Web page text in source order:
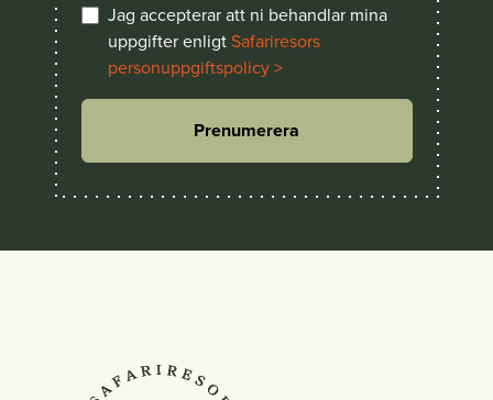
Jag accepterar att ni behandlar mina
uppgifter enligtSafariresors
personuppgiftspolicy >
Prenumerera